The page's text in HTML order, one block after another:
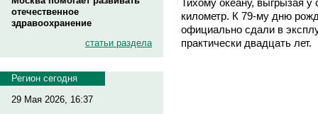
отечественное
здравоохранение
статьи раздела
Регион сегодня
29 Мая 2026, 16:37
километр. К 79-му дню
официально сдали в
практически двадцать лет.